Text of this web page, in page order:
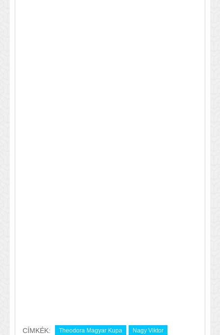
CÍMKÉK: Theodora Magyar Kupa
Nagy Viktor